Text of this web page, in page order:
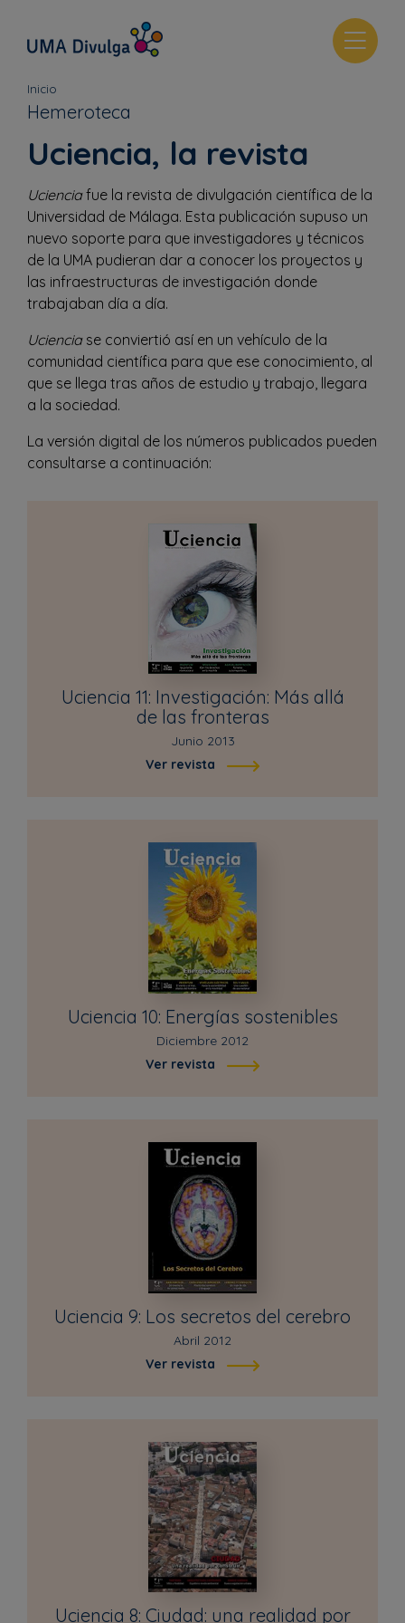
T
o
a
v
i
g
n
Inicio
Hemeroteca
Uciencia, la revista
Ucienciafue la revista de divulgación científica de la
Universidad de Málaga. Esta publicación supuso un
nuevo soporte para que investigadores y técnicos
de la UMA pudieran dar a conocer los proyectos y
las infraestructuras de investigación donde
trabajaban día a día.
Ucienciase conviertió así en un vehículo de la
comunidad científica para que ese conocimiento, al
que se llega tras años de estudio y trabajo, llegara
a la sociedad.
La versión digital de los números publicados pueden
consultarse a continuación:
Uciencia 11: Investigación: Más allá
de las fronteras
Junio 2013
Ver revista
Uciencia 10: Energías sostenibles
Diciembre 2012
Ver revista
Uciencia 9: Los secretos del cerebro
Abril 2012
Ver revista
Uciencia 8: Ciudad: una realidad por